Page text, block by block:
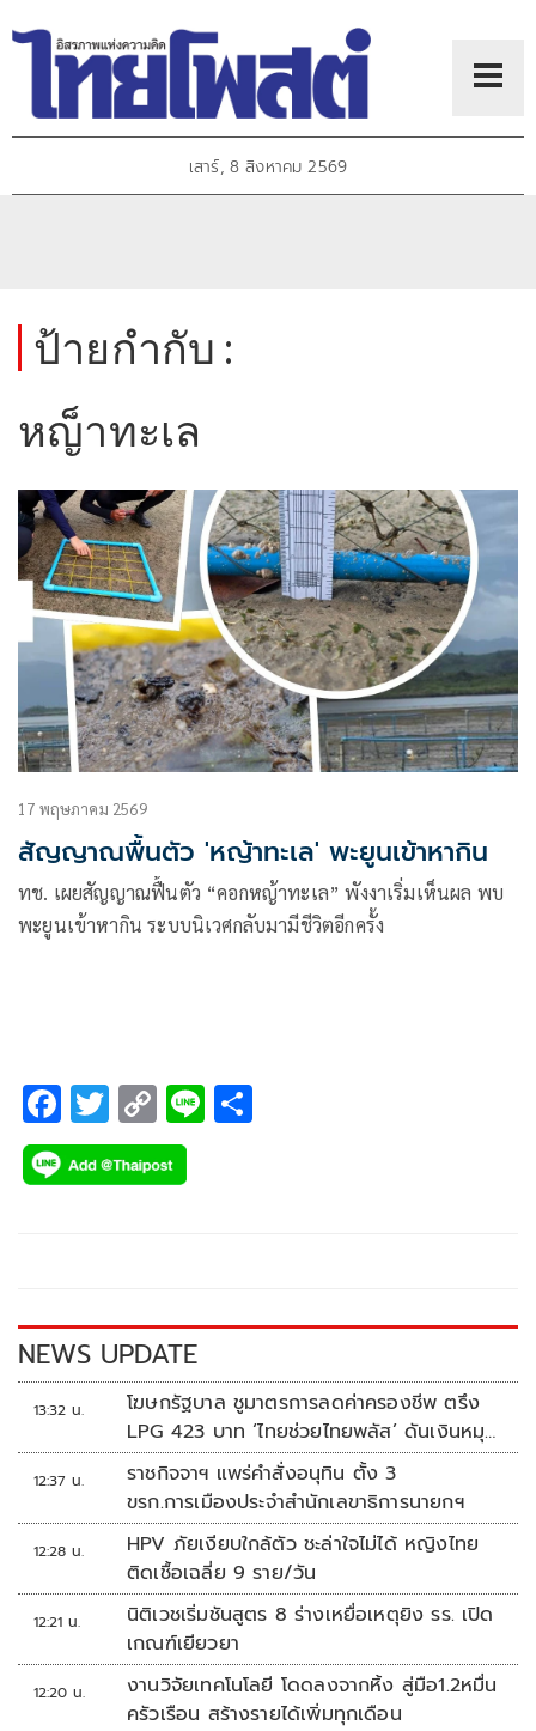
เสาร์, 8 สิงหาคม 2569
ป้ายกำกับ :
หญ็าทะเล
17 พฤษภาคม 2569
สัญญาณพื้นตัว 'หญ้าทะเล' พะยูนเข้าหากิน
ทช. เผยสัญญาณฟื้นตัว “คอกหญ้าทะเล” พังงาเริ่มเห็นผล พบ
พะยูนเข้าหากิน ระบบนิเวศกลับมามีชีวิตอีกครั้ง
F
ac
e
k
T
wi
tt
C
o
p
k
Li
NEWS UPDATE
13:32 น.
โฆษกรัฐบาล ชูมาตรการลดค่าครองชีพ ตรึง
LPG 423 บาท ‘ไทยช่วยไทยพลัส’ ดันเงินหมุน
แสนล้าน
12:37 น.
ราชกิจจาฯ แพร่คำสั่งอนุทิน ตั้ง 3
ขรก.การเมืองประจำสำนักเลขาธิการนายกฯ
12:28 น.
HPV ภัยเงียบใกล้ตัว ชะล่าใจไม่ได้ หญิงไทย
ติดเชื้อเฉลี่ย 9 ราย/วัน
12:21 น.
นิติเวชเริ่มชันสูตร 8 ร่างเหยื่อเหตุยิง รร. เปิด
เกณฑ์เยียวยา
12:20 น.
งานวิจัยเทคโนโลยี โดดลงจากหิ้ง สู่มือ1.2หมื่น
ครัวเรือน สร้างรายได้เพิ่มทุกเดือน